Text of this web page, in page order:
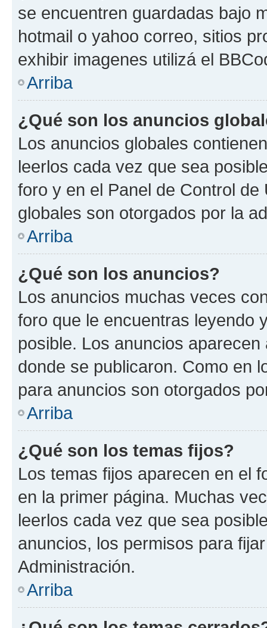
se encuentren guardadas bajo
hotmail o yahoo correo, sitios
exhibir imagenes utilizá el
Arriba
¿Qué son los anuncios
Los anuncios globales
leerlos cada vez que sea
foro y en el Panel de Control
globales son otorgados por la
Arriba
¿Qué son los anuncios?
Los anuncios muchas veces
foro que le encuentras leyendo
posible. Los anuncios
donde se publicaron. Como en
para anuncios son otorgados
Arriba
¿Qué son los temas fijos?
Los temas fijos aparecen en el
en la primer página. Muchas
leerlos cada vez que sea
anuncios, los permisos para
Administración.
Arriba